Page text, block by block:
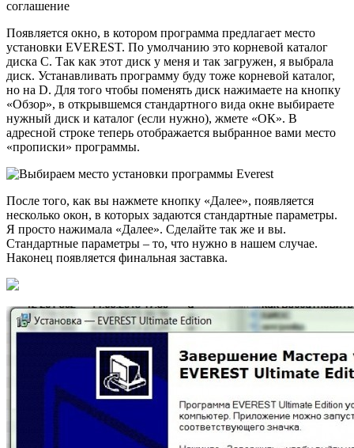
Появляется окно, в котором программа предлагает место
установки EVEREST. По умолчанию это корневой каталог
диска С. Так как этот диск у меня и так загружен, я выбрала
диск. Устанавливать программу буду тоже корневой каталог,
но на D. Для того чтобы поменять диск нажимаете на кнопку
«Обзор», в открывшемся стандартного вида окне выбираете
нужный диск и каталог (если нужно), жмете «ОК». В
адресной строке теперь отображается выбранное вами место
«прописки» программы.
После того, как вы нажмете кнопку «Далее», появляется
несколько окон, в которых задаются стандартные параметры.
Я просто нажимала «Далее». Сделайте так же и вы.
Стандартные параметры – то, что нужно в нашем случае.
Наконец появляется финальная заставка.